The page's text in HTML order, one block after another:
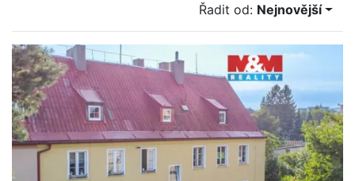
Řadit od: Nejnovější